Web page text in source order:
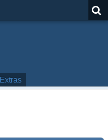
Extras